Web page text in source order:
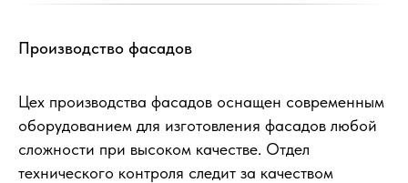
Производство фасадов
Цех производства фасадов оснащен современным
оборудованием для изготовления фасадов любой
сложности при высоком качестве. Отдел
технического контроля следит за качеством